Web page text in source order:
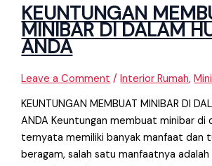
KEUNTUNGAN
MINIBAR DI DALAM
ANDA
Leave a Comment /Interior Rumah,
KEUNTUNGAN MEMBUAT MINIBAR DI
ANDA Keuntungan membuat minibar di
ternyata memiliki banyak manfaat dan
beragam, salah satu manfaatnya